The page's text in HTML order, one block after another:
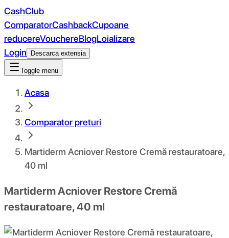
CashClub
ComparatorCashbackCupoane
reducereVouchereBlogLoializare
Login
Descarca extensia
Toggle menu
Acasa
Comparator preturi
Martiderm Acniover Restore Cremă restauratoare,
40 ml
Martiderm Acniover Restore Cremă
restauratoare, 40 ml